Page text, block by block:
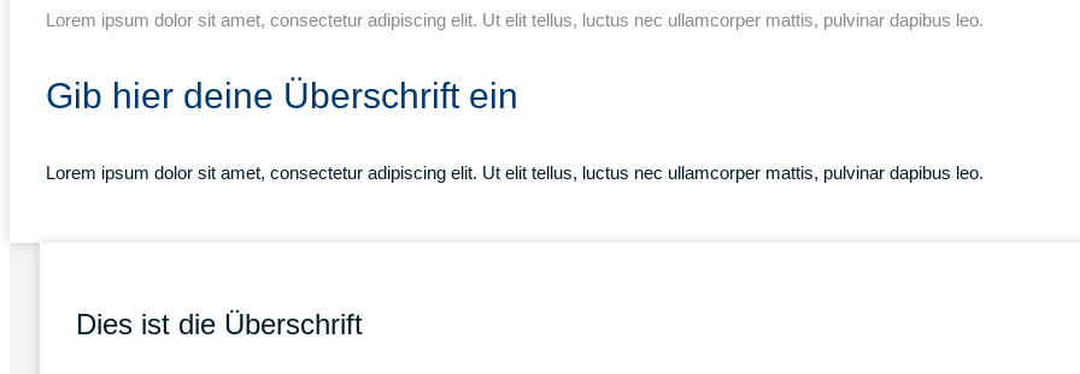
Lorem ipsum dolor sit amet, consectetur adipiscing elit. Ut elit tellus, luctus nec ullamcorper mattis, pulvinar dapibus leo.
Gib hier deine Überschrift ein
Lorem ipsum dolor sit amet, consectetur adipiscing elit. Ut elit tellus, luctus nec ullamcorper mattis, pulvinar dapibus leo.
Dies ist die Überschrift